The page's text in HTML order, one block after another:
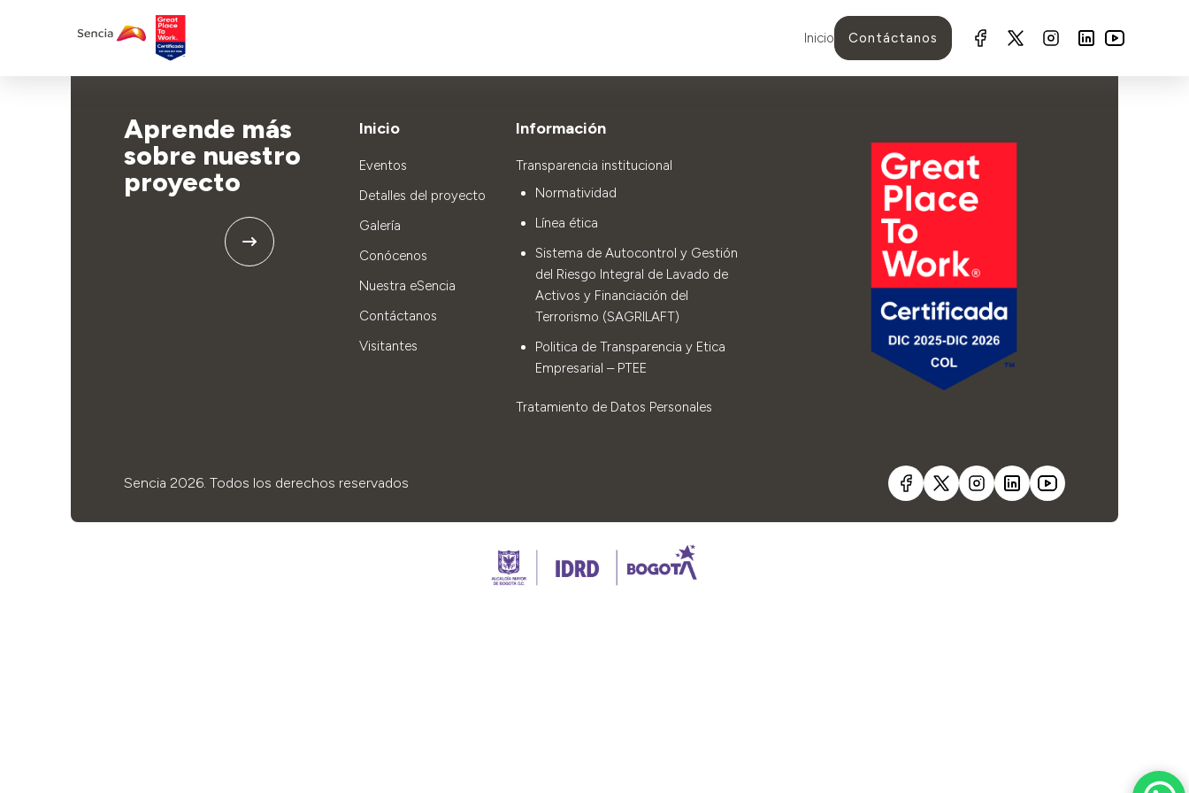
Inicio Contáctanos
Aprende más
sobre nuestro
proyecto
Inicio
Eventos
Detalles del proyecto
Galería
Conócenos
Nuestra eSencia
Contáctanos
Visitantes
Información
Transparencia institucional
Normatividad
Línea ética
Sistema de Autocontrol y Gestión
del Riesgo Integral de Lavado de
Activos y Financiación del
Terrorismo (SAGRILAFT)
Politica de Transparencia y Etica
Empresarial – PTEE
Tratamiento de Datos Personales
Sencia 2026. Todos los derechos reservados